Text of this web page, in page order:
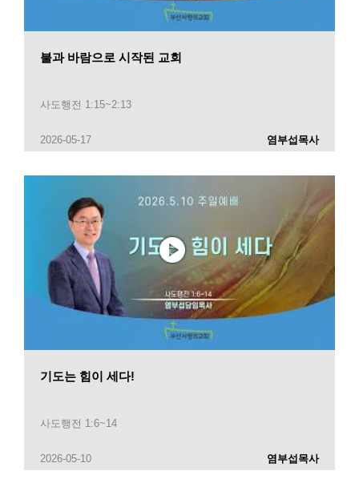
불과 바람으로 시작된 교회
사도행전 1:15~2:13
2026-05-17 염부섭목사
기도는 힘이 세다!
사도행전 1:6~14
2026-05-10 염부섭목사